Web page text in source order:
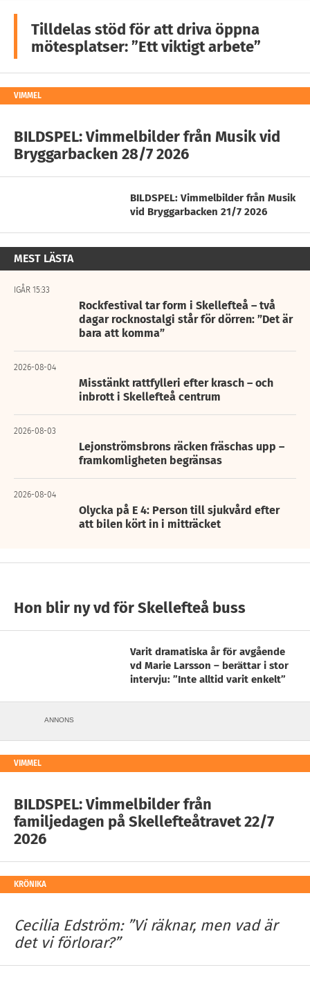
Tilldelas stöd för att driva öppna
mötesplatser: ”Ett viktigt arbete”
VIMMEL
BILDSPEL: Vimmelbilder från Musik vid
Bryggarbacken 28/7 2026
BILDSPEL: Vimmelbilder från Musik
vid Bryggarbacken 21/7 2026
MEST LÄSTA
IGÅR 15:33
Rockfestival tar form i Skellefteå – två
dagar rocknostalgi står för dörren: ”Det är
bara att komma”
2026-08-04
Misstänkt rattfylleri efter krasch – och
inbrott i Skellefteå centrum
2026-08-03
Lejonströmsbrons räcken fräschas upp –
framkomligheten begränsas
2026-08-04
Olycka på E 4: Person till sjukvård efter
att bilen kört in i mitträcket
Hon blir ny vd för Skellefteå buss
Varit dramatiska år för avgående
vd Marie Larsson – berättar i stor
intervju: ”Inte alltid varit enkelt”
ANNONS
VIMMEL
BILDSPEL: Vimmelbilder från
familjedagen på Skellefteåtravet 22/7
2026
KRÖNIKA
Cecilia Edström: ”Vi räknar, men vad är
det vi förlorar?”